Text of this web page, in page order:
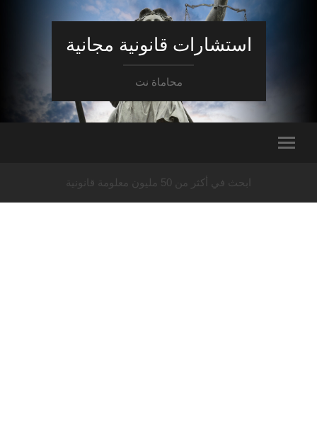
استشارات قانونية مجانية
محاماة نت
ابحث في أكثر من 50 مليون معلومة قانونية